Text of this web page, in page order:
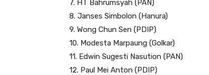
7. HT Bahrumsyah (PAN)
8. Janses Simbolon (Hanura)
9. Wong Chun Sen (PDIP)
10. Modesta Marpaung (Golkar)
11. Edwin Sugesti Nasution (PAN)
12. Paul Mei Anton (PDIP)